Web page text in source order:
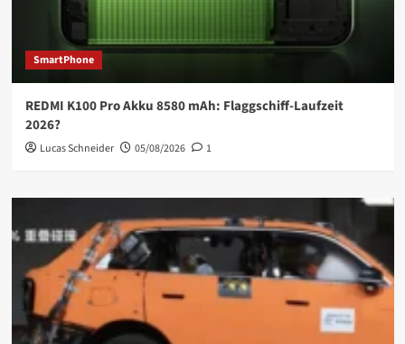
SmartPhone
REDMI K100 Pro Akku 8580 mAh: Flaggschiff-Laufzeit
2026?
Lucas Schneider 05/08/2026 1